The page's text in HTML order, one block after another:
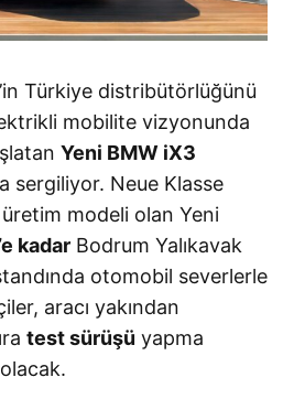
Türkiye distribütörlüğünü
mobilite vizyonunda
Yeni BMW iX3
sergiliyor. Neue Klasse
modeli olan Yeni
kadar Bodrum Yalıkavak
otomobil severlerle
aracı yakından
test sürüşü yapma
.